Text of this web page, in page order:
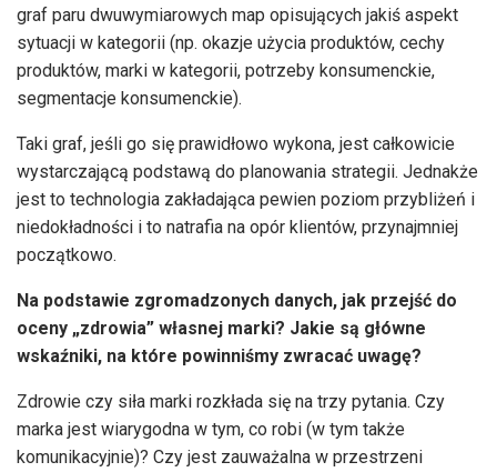
graf paru dwuwymiarowych map opisujących jakiś aspekt
sytuacji w kategorii (np. okazje użycia produktów, cechy
produktów, marki w kategorii, potrzeby konsumenckie,
segmentacje konsumenckie).
Taki graf, jeśli go się prawidłowo wykona, jest całkowicie
wystarczającą podstawą do planowania strategii. Jednakże
jest to technologia zakładająca pewien poziom przybliżeń i
niedokładności i to natrafia na opór klientów, przynajmniej
początkowo.
Na podstawie zgromadzonych danych, jak przejść do
oceny „zdrowia” własnej marki? Jakie są główne
wskaźniki, na które powinniśmy zwracać uwagę?
Zdrowie czy siła marki rozkłada się na trzy pytania. Czy
marka jest wiarygodna w tym, co robi (w tym także
komunikacyjnie)? Czy jest zauważalna w przestrzeni